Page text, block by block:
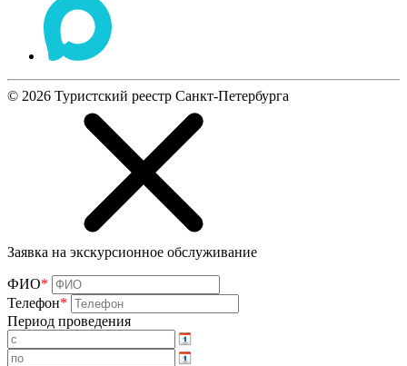
© 2026 Туристский реестр Санкт-Петербурга
Заявка на экскурсионное обслуживание
ФИО*
Телефон*
Период проведения